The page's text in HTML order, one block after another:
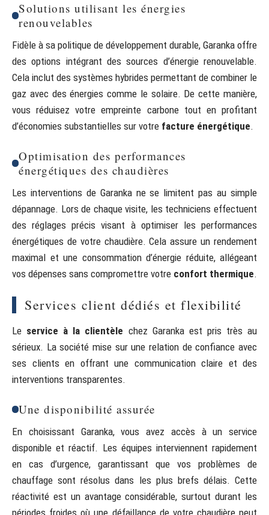
Solutions utilisant les énergies
renouvelables
Fidèle à sa politique de développement durable, Garanka offre
des options intégrant des sources d’énergie renouvelable.
Cela inclut des systèmes hybrides permettant de combiner le
gaz avec des énergies comme le solaire. De cette manière,
vous réduisez votre empreinte carbone tout en profitant
d’économies substantielles sur votre facture énergétique.
Optimisation des performances
énergétiques des chaudières
Les interventions de Garanka ne se limitent pas au simple
dépannage. Lors de chaque visite, les techniciens effectuent
des réglages précis visant à optimiser les performances
énergétiques de votre chaudière. Cela assure un rendement
maximal et une consommation d’énergie réduite, allégeant
vos dépenses sans compromettre votre confort thermique.
Services client dédiés et flexibilité
Le service à la clientèle chez Garanka est pris très au
sérieux. La société mise sur une relation de confiance avec
ses clients en offrant une communication claire et des
interventions transparentes.
Une disponibilité assurée
En choisissant Garanka, vous avez accès à un service
disponible et réactif. Les équipes interviennent rapidement
en cas d’urgence, garantissant que vos problèmes de
chauffage sont résolus dans les plus brefs délais. Cette
réactivité est un avantage considérable, surtout durant les
périodes froides où une défaillance de votre chaudière peut